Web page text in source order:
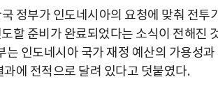
정부가 인도네시아의 요청에 맞춰 전
할 준비가 완료되었다는 소식이 전해진
는 인도네시아 국가 재정 예산의 가용성
에 전적으로 달려 있다고 덧붙였다.